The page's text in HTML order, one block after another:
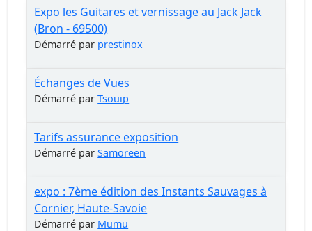
Expo les Guitares et vernissage au Jack Jack
(Bron - 69500)
Démarré par prestinox
Échanges de Vues
Démarré parTsouip
Tarifs assurance exposition
Démarré parSamoreen
expo : 7ème édition des Instants Sauvages à
Cornier, Haute-Savoie
Démarré par Mumu